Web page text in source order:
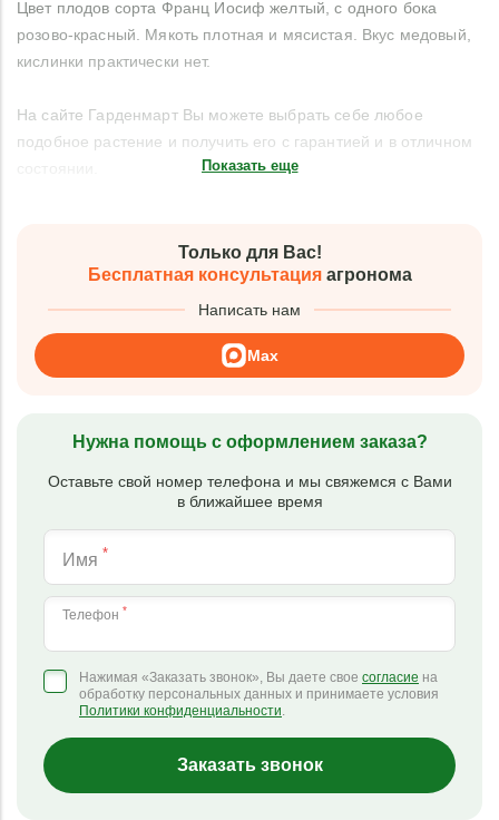
Цвет плодов сорта Франц Иосиф желтый, с одного бока
розово-красный. Мякоть плотная и мясистая. Вкус медовый,
кислинки практически нет.
На сайте Гарденмарт Вы можете выбрать себе любое
подобное растение и получить его с гарантией и в отличном
Показать еще
Только для Вас!
Бесплатная консультацияагронома
Написать нам
Max
Нужна помощь с оформлением заказа?
Оставьте свой номер телефона и мы свяжемся с Вами
в ближайшее время
Имя *
Телефон *
Нажимая «Заказать звонок», Вы даете свое согласие на
обработку персональных данных и принимаете условия
Политики конфиденциальности.
Заказать звонок